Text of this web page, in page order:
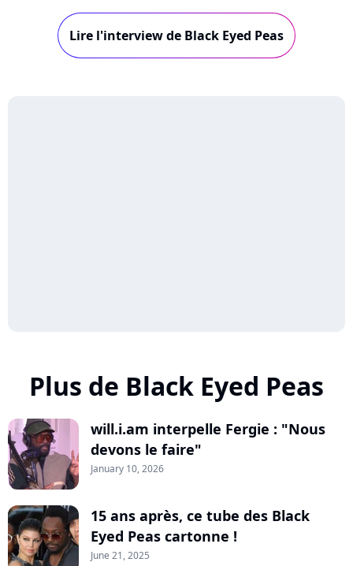
musique et échanger sur leurs collaborations
événements avec Shakira ou Maluma.
Lire l'interview de Black Eyed Peas
Plus de Black Eyed Peas
will.i.am interpelle Fergie : "Nous
devons le faire"
January 10, 2026
15 ans après, ce tube des Black
Eyed Peas cartonne !
June 21, 2025